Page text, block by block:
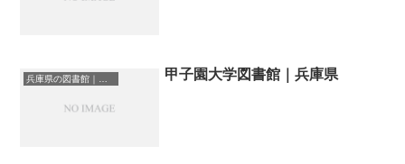
甲子園大学図書館｜兵庫県